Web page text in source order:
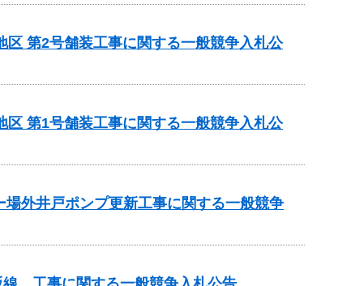
区 第2号舗装工事に関する一般競争入札公
区 第1号舗装工事に関する一般競争入札公
外井戸ポンプ更新工事に関する一般競争